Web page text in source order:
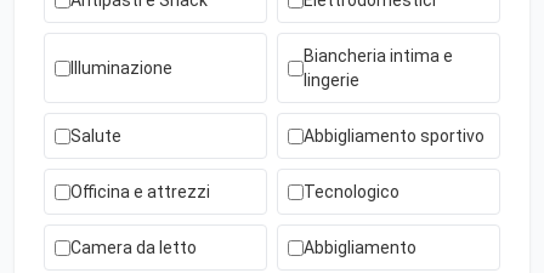
Illuminazione
Biancheria intima e
lingerie
Salute Abbigliamento sportivo
Officina e attrezzi Tecnologico
Camera da letto Abbigliamento